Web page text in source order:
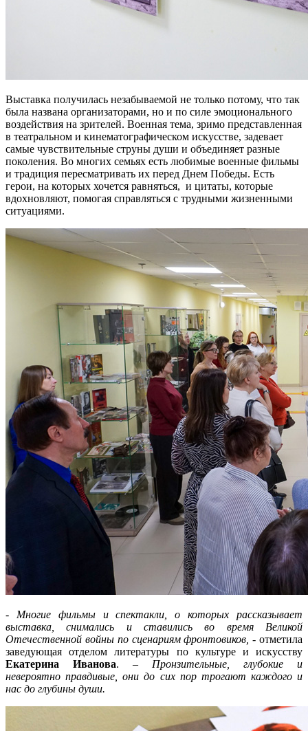
Выставка получилась незабываемой не только потому, что так
была названа организаторами, но и по силе эмоционального
воздействия на зрителей. Военная тема, зримо представленная
в театральном и кинематографическом искусстве, задевает
самые чувствительные струны души и объединяет разные
поколения. Во многих семьях есть любимые военные фильмы
и традиция пересматривать их перед Днем Победы. Есть
герои, на которых хочется равняться, и цитаты, которые
вдохновляют, помогая справляться с трудными жизненными
ситуациями.
- Многие фильмы и спектакли, о которых рассказывает
выставка, снимались и ставились во время Великой
Отечественной войны по сценариям фронтовиков, - отметила
заведующая отделом литературы по культуре и искусству
Екатерина Иванова. – Пронзительные, глубокие и
невероятно правдивые, они до сих пор трогают каждого и
нас до глубины души.